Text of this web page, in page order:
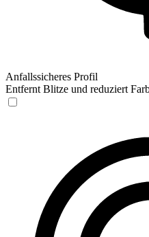
Anfallssicheres Profil
Entfernt Blitze und reduziert